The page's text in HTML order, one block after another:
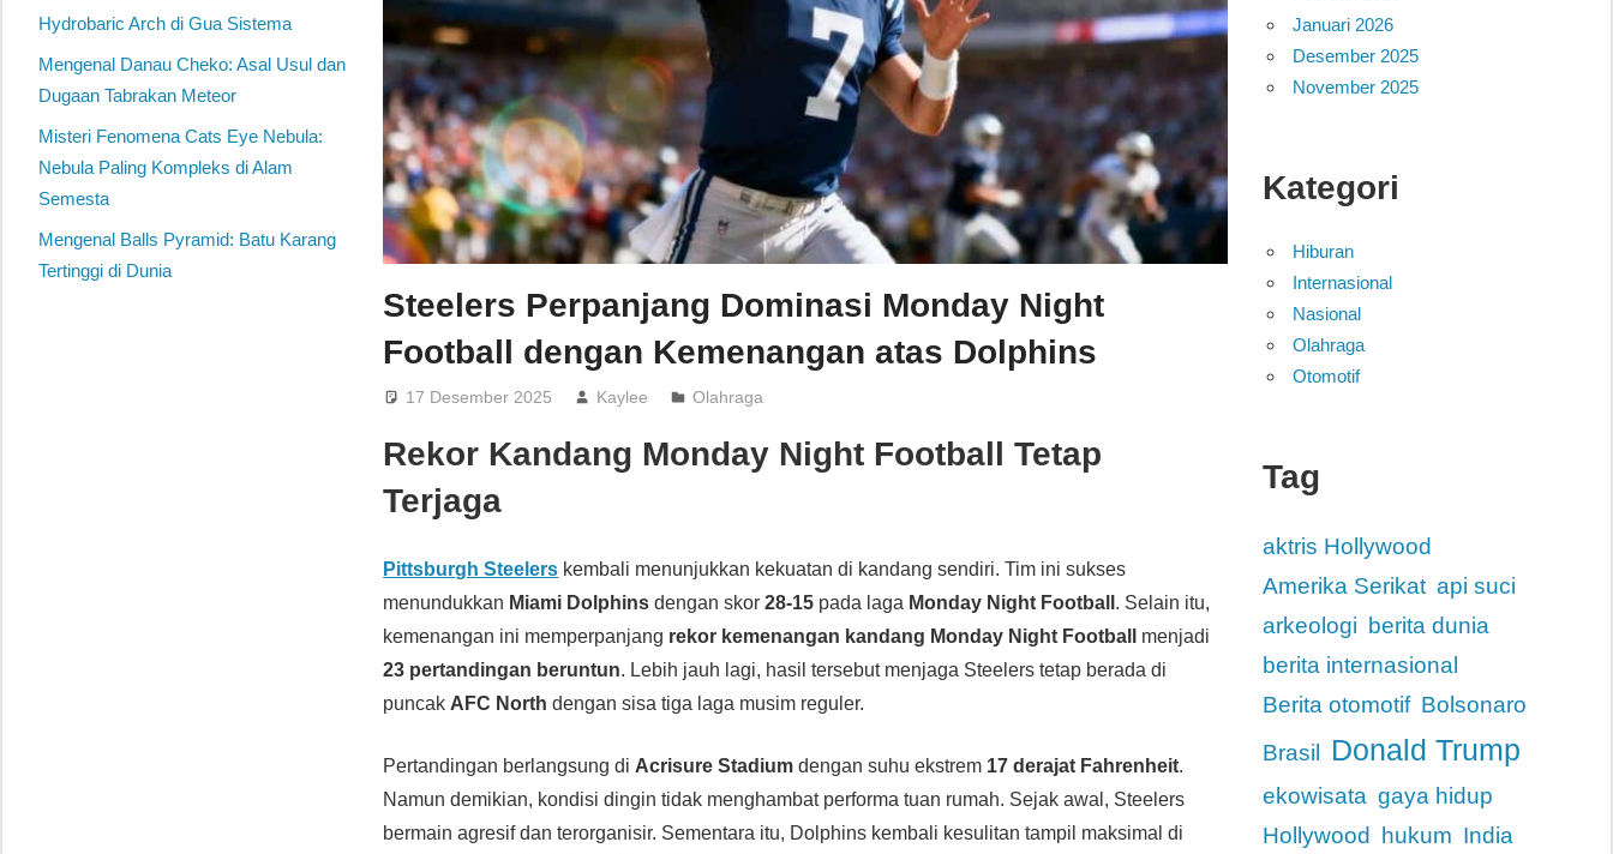
Steelers Perpanjang Dominasi Monday Night
Football dengan Kemenangan atas Dolphins
17 Desember 2025 Kaylee Olahraga
Rekor Kandang Monday Night Football Tetap
Terjaga
Pittsburgh Steelers kembali menunjukkan kekuatan di kandang sendiri. Tim ini sukses
menundukkan Miami Dolphins dengan skor28-15 pada laga Monday Night Football . Selain itu,
kemenangan ini memperpanjang rekor kemenangan kandang Monday Night Football
menjadi
23 pertandingan beruntun. Lebih jauh lagi, hasil tersebut menjaga Steelers tetap berada di
puncak AFC North dengan sisa tiga laga musim reguler.
Pertandingan berlangsung di Acrisure Stadium dengan suhu ekstrem 17 derajat Fahrenheit.
Namun demikian, kondisi dingin tidak menghambat performa tuan rumah. Sejak awal, Steelers
bermain agresif dan terorganisir. Sementara itu, Dolphins kembali kesulitan tampil maksimal di
Hydrobaric Arch di Gua Sistema
Mengenal Danau Cheko: Asal Usul dan
Dugaan Tabrakan Meteor
Misteri Fenomena Cats Eye Nebula:
Nebula Paling Kompleks di Alam
Semesta
Mengenal Balls Pyramid: Batu Karang
Tertinggi di Dunia
Januari 2026
Desember 2025
November 2025
Kategori
Hiburan
Internasional
Nasional
Olahraga
Otomotif
Tag
aktris Hollywood
Amerika Serikat api suci
arkeologi berita dunia
berita internasional
Berita otomotif Bolsonaro
Brasil
Donald Trump
ekowisata gaya hidup
Hollywood
hukum India